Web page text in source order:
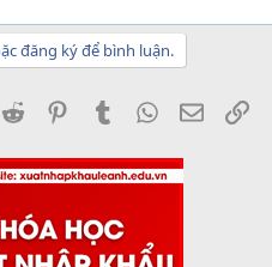
đăng ký để bình luận.
Reddit PinterestTumblrWhatsApp
Email